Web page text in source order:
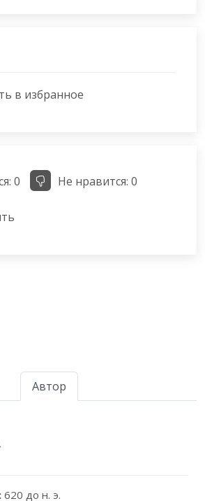
в избранное
0 Не нравится: 0
Автор
620 до н. э.